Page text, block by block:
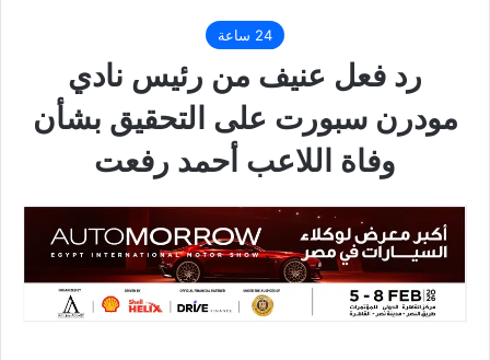
24 ساعة
رد فعل عنيف من رئيس نادي
مودرن سبورت على التحقيق بشأن
وفاة اللاعب أحمد رفعت